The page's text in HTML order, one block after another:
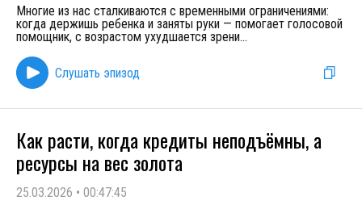
Многие из нас сталкиваются с временными ограничениями:
когда держишь ребенка и заняты руки — помогает голосовой
помощник, с возрастом ухудшается зрени...
Слушать эпизод
Как расти, когда кредиты неподъёмны, а
ресурсы на вес золота
25.03.2026 • 00:47:45